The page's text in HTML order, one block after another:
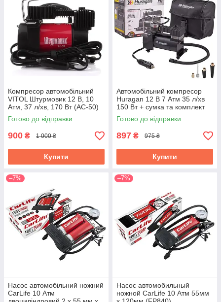
Компресор автомобільний
VITOL Штурмовик 12 В, 10
Атм, 37 л/хв, 170 Вт (AC-50)
Готово до відправки
900 ₴ 1 000 ₴
Купити
Автомобільний компресор
Huragan 12 В 7 Атм 35 л/хв
150 Вт + сумка та комплект
адаптерів (H0100)
Готово до відправки
897 ₴ 975 ₴
Купити
–7%
Насос автомобільний ножний
CarLife 10 Атм
–7%
Насос автомобильный
ножной CarLife 10 Атм 55мм